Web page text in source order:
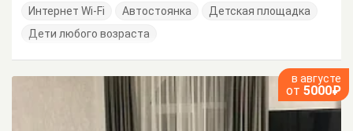
Интернет Wi-Fi Автостоянка
Детская площадка
Дети любого возраста
в августе
от 5000₽